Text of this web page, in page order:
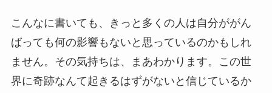
こんなに書いても、きっと多くの人は自分ががん
ばっても何の影響もないと思っているのかもしれ
ません。その気持ちは、まあわかります。この世
界に奇跡なんて起きるはずがないと信じているか